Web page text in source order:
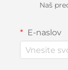
Naš
E-naslov